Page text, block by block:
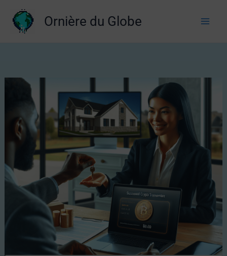
contenu
Ornière du Globe